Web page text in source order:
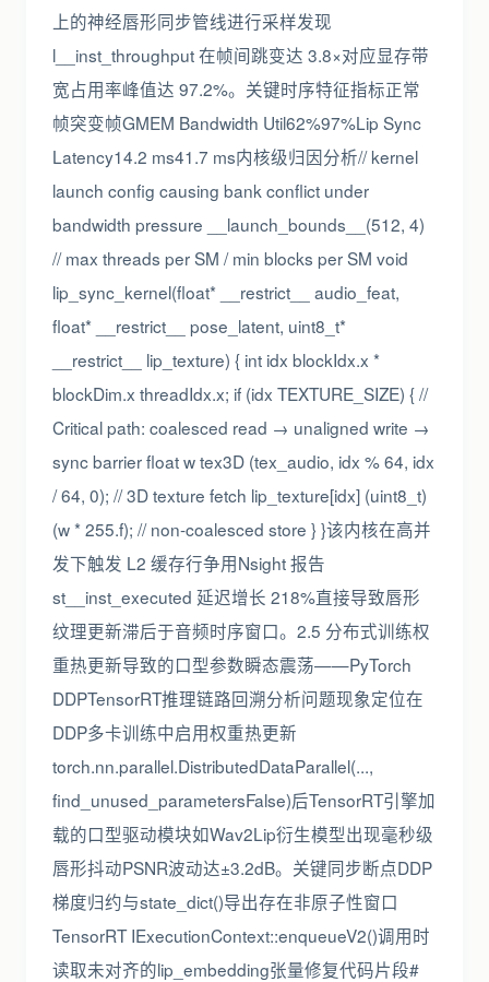
上的神经唇形同步管线进行采样发现
l__inst_throughput 在帧间跳变达 3.8×对应显存带
宽占用率峰值达 97.2%。关键时序特征指标正常
帧突变帧GMEM Bandwidth Util62%97%Lip Sync
Latency14.2 ms41.7 ms内核级归因分析// kernel
launch config causing bank conflict under
bandwidth pressure __launch_bounds__(512, 4)
// max threads per SM / min blocks per SM void
lip_sync_kernel(float* __restrict__ audio_feat,
float* __restrict__ pose_latent, uint8_t*
__restrict__ lip_texture) { int idx blockIdx.x *
blockDim.x threadIdx.x; if (idx TEXTURE_SIZE) { //
Critical path: coalesced read → unaligned write →
sync barrier float w tex3D (tex_audio, idx % 64, idx
/ 64, 0); // 3D texture fetch lip_texture[idx] (uint8_t)
(w * 255.f); // non-coalesced store } }该内核在高并
发下触发 L2 缓存行争用Nsight 报告
st__inst_executed 延迟增长 218%直接导致唇形
纹理更新滞后于音频时序窗口。2.5 分布式训练权
重热更新导致的口型参数瞬态震荡——PyTorch
DDPTensorRT推理链路回溯分析问题现象定位在
DDP多卡训练中启用权重热更新
torch.nn.parallel.DistributedDataParallel(...,
find_unused_parametersFalse)后TensorRT引擎加
载的口型驱动模块如Wav2Lip衍生模型出现毫秒级
唇形抖动PSNR波动达±3.2dB。关键同步断点DDP
梯度归约与state_dict()导出存在非原子性窗口
TensorRT IExecutionContext::enqueueV2()调用时
读取未对齐的lip_embedding张量修复代码片段#